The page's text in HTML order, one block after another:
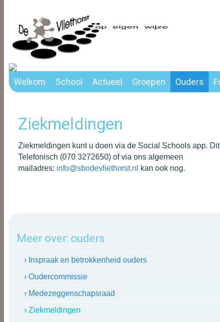
Welkom School Actueel Groepen Ouders
Ziekmeldingen
Ziekmeldingen kunt u doen via de Social Schools app.
Telefonisch (070 3272650) of via ons algemeen
mailadres: info@sbodevliethorst.nl kan ook nog.
Meer over: ouders
› Inspraak en betrokkenheid ouders
› Oudercommissie
› Medezeggenschapsraad
› Ziekmeldingen